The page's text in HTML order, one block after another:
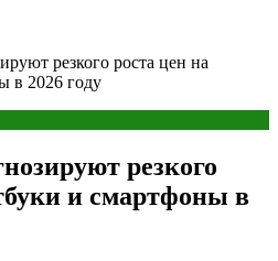
резкого роста цен на
в 2026 году
резкого
и смартфоны в